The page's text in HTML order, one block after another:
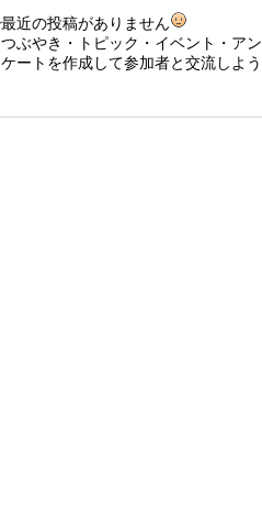
最近の投稿がありません
つぶやき・トピック・イベント・アン
ケートを作成して参加者と交流しよう